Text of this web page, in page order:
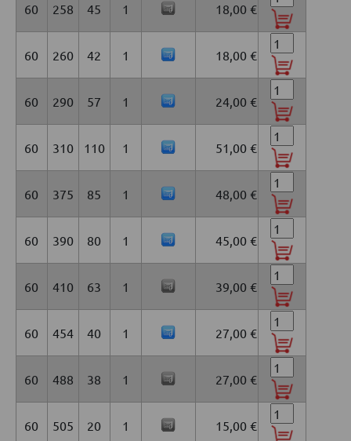
60 258 45 1 18,00 €
60 260 42 1 18,00 €
60 290 57 1 24,00 €
60 310 110 1 51,00 €
60 375 85 1 48,00 €
60 390 80 1 45,00 €
60 410 63 1 39,00 €
60 454 40 1 27,00 €
60 488 38 1 27,00 €
60 505 20 1 15,00 €